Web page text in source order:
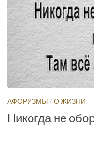
АФОРИЗМЫ/ О ЖИЗНИ
Никогда не